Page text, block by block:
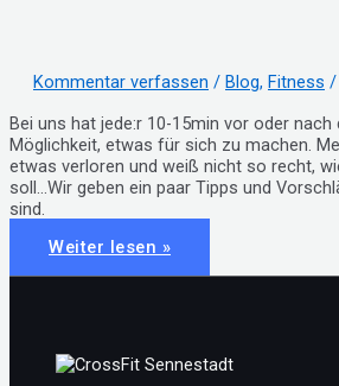
Kommentar verfassen / Blog, Fitness /
Bei uns hat jede:r 10-15min vor oder nach
Möglichkeit, etwas für sich zu machen.
etwas verloren und weiß nicht so recht,
soll…Wir geben ein paar Tipps und
sind.
#51:
5
Top-
Class
Weiter lesen »